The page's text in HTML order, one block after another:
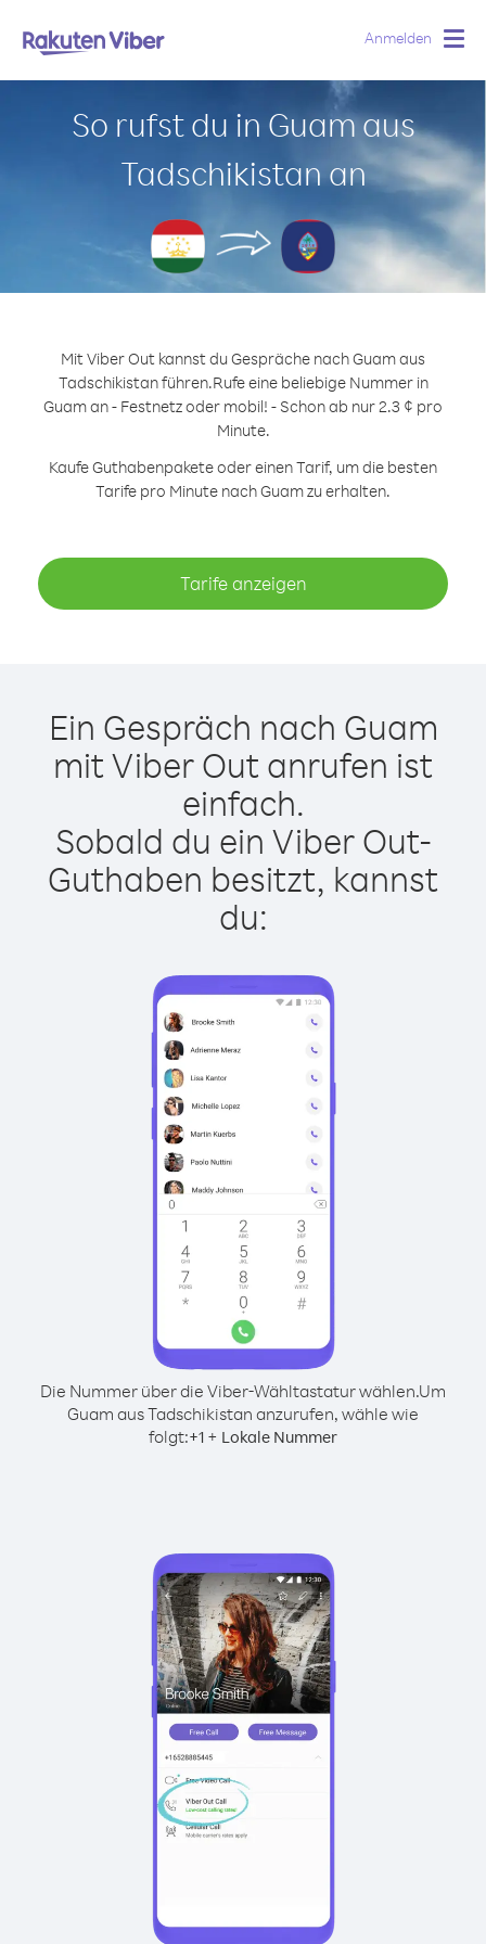
Anmelden
So rufst du in Guam aus
Tadschikistan an
Mit Viber Out kannst du Gespräche nach Guam aus
Tadschikistan führen.Rufe eine beliebige Nummer in
Guam an - Festnetz oder mobil! - Schon ab nur 2.3 ¢ pro
Minute.
Kaufe Guthabenpakete oder einen Tarif, um die besten
Tarife pro Minute nach Guam zu erhalten.
Tarife anzeigen
Ein Gespräch nach Guam
mit Viber Out anrufen ist
einfach.
Sobald du ein Viber Out-
Guthaben besitzt, kannst
du:
Die Nummer über die Viber-Wähltastatur wählen.Um
Guam aus Tadschikistan anzurufen, wähle wie
folgt:+1 + Lokale Nummer